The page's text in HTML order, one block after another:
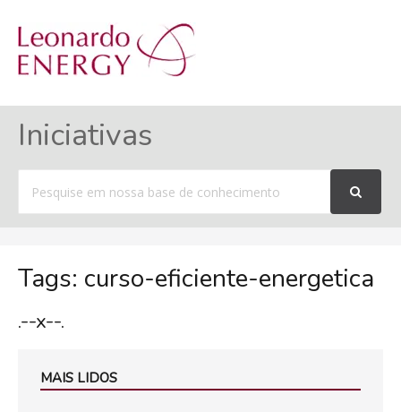
Iniciativas
por
Tags: curso-eficiente-energetica
.--x--.
MAIS LIDOS